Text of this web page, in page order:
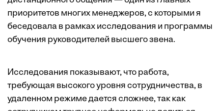
приоритетов многих менеджеров, с которыми я
беседовала в рамках исследования и программы
обучения руководителей высшего звена.
Исследования показывают, что работа,
требующая высокого уровня сотрудничества, в
удаленном режиме дается сложнее, так как